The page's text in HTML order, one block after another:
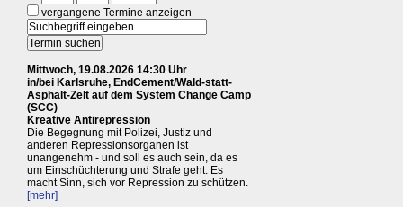
vergangene Termine anzeigen
Mittwoch, 19.08.2026 14:30 Uhr
in/bei Karlsruhe, EndCement/Wald-statt-
Asphalt-Zelt auf dem System Change Camp
(SCC)
Kreative Antirepression
Die Begegnung mit Polizei, Justiz und
anderen Repressionsorganen ist
unangenehm - und soll es auch sein, da es
um Einschüchterung und Strafe geht. Es
macht Sinn, sich vor Repression zu schützen.
[mehr]